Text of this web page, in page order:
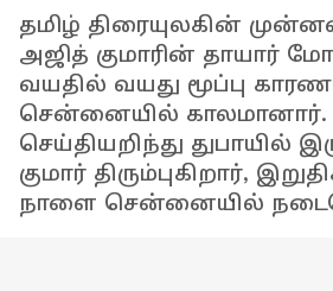
தமிழ் திரையுலகின்
அஜித் குமாரின் தாயார்
வயதில் வயது மூப்பு
சென்னையில் காலமானார்.
செய்தியறிந்து துபாயில்
குமார் திரும்புகிறார்,
நாளை சென்னையில்